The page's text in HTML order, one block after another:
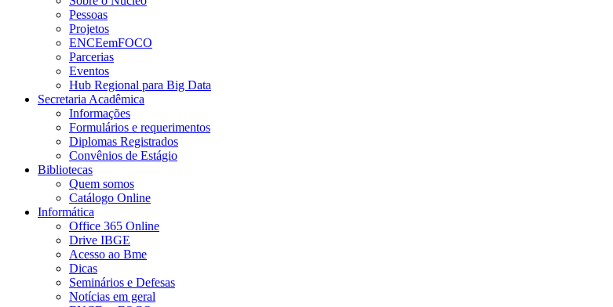
Pessoas
Projetos
ENCEemFOCO
Parcerias
Eventos
Hub Regional para Big Data
Secretaria Acadêmica
Informações
Formulários e requerimentos
Diplomas Registrados
Convênios de Estágio
Bibliotecas
Quem somos
Catálogo Online
Informática
Office 365 Online
Drive IBGE
Acesso ao Bme
Dicas
Seminários e Defesas
Notícias em geral